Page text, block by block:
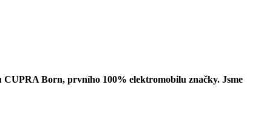
CUPRA Born, prvního 100% elektromobilu značky. Jsme